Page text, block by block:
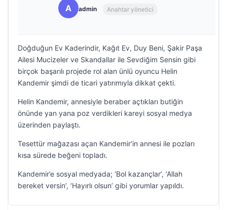
A admin Anahtar yönetici
Doğduğun Ev Kaderindir, Kağıt Ev, Duy Beni, Şakir Paşa
Ailesi Mucizeler ve Skandallar ile Sevdiğim Sensin gibi
birçok başarılı projede rol alan ünlü oyuncu Helin
Kandemir şimdi de ticari yatırımıyla dikkat çekti.
Helin Kandemir, annesiyle beraber açtıkları butiğin
önünde yan yana poz verdikleri kareyi sosyal medya
üzerinden paylaştı.
Tesettür mağazası açan Kandemir’in annesi ile pozları
kısa sürede beğeni topladı.
Kandemir’e sosyal medyada; ‘Bol kazançlar’, ‘Allah
bereket versin’, ‘Hayırlı olsun’ gibi yorumlar yapıldı.